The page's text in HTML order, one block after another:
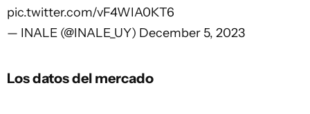
pic.twitter.com/vF4WIA0KT6
— INALE (@INALE_UY) December 5, 2023
Los datos del mercado